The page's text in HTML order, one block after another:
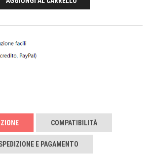
COMPATIBILITÀ
E PAGAMENTO